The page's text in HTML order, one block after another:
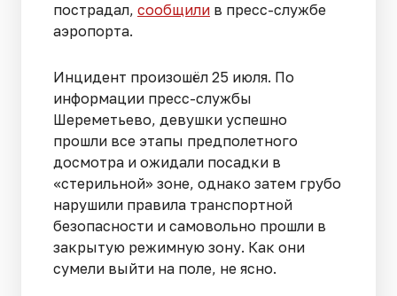
пострадал, сообщили в пресс-службе
аэропорта.
Инцидент произошёл 25 июля. По
информации пресс-службы
Шереметьево, девушки успешно
прошли все этапы предполетного
досмотра и ожидали посадки в
«стерильной» зоне, однако затем грубо
нарушили правила транспортной
безопасности и самовольно прошли в
закрытую режимную зону. Как они
сумели выйти на поле, не ясно.